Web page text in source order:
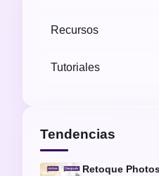
Recursos
Tutoriales
Tendencias
Retoque